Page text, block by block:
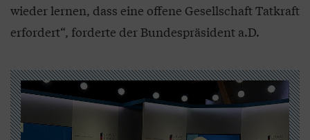
wieder lernen, dass eine offene Gesellschaft Tatkraft
erfordert“, forderte der Bundespräsident a.D.